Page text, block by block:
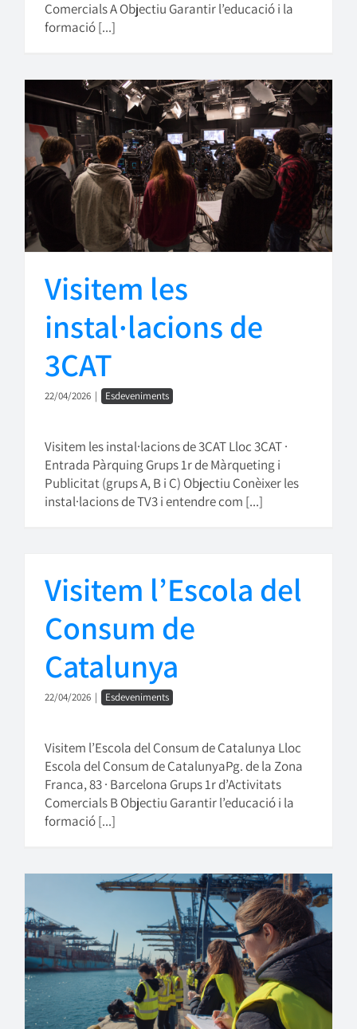
Comercials A Objectiu Garantir l’educació i la
formació [...]
Visitem les
instal·lacions de
3CAT
22/04/2026 | Esdeveniments
Visitem les instal·lacions de 3CAT Lloc 3CAT ·
Entrada Pàrquing Grups 1r de Màrqueting i
Publicitat (grups A, B i C) Objectiu Conèixer les
instal·lacions de TV3 i entendre com [...]
Visitem l’Escola del
Consum de
Catalunya
22/04/2026 | Esdeveniments
Visitem l’Escola del Consum de Catalunya Lloc
Escola del Consum de CatalunyaPg. de la Zona
Franca, 83 · Barcelona Grups 1r d’Activitats
Comercials B Objectiu Garantir l’educació i la
formació [...]